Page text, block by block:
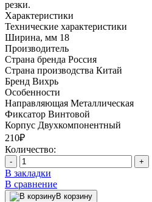
резки.
Характеристики
Технические характеристики
Ширина, мм 18
Производитель
Страна бренда Россия
Страна производства Китай
Бренд Вихрь
Особенности
Направляющая Металлическая
Фиксатор Винтовой
Корпус Двухкомпонентный
210₽
Количество:
- +
В закладки
В сравнение
В корзину